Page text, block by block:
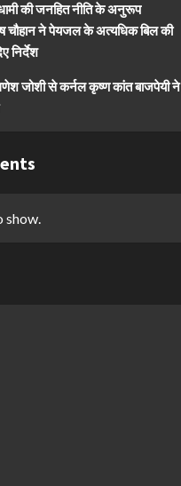
की जनहित नीति के अनुरूप
चौहान ने पेयजल के अत्यधिक बिल की
निर्देश
जोशी से कर्नल कृष्ण कांत बाजपेयी ने
show.